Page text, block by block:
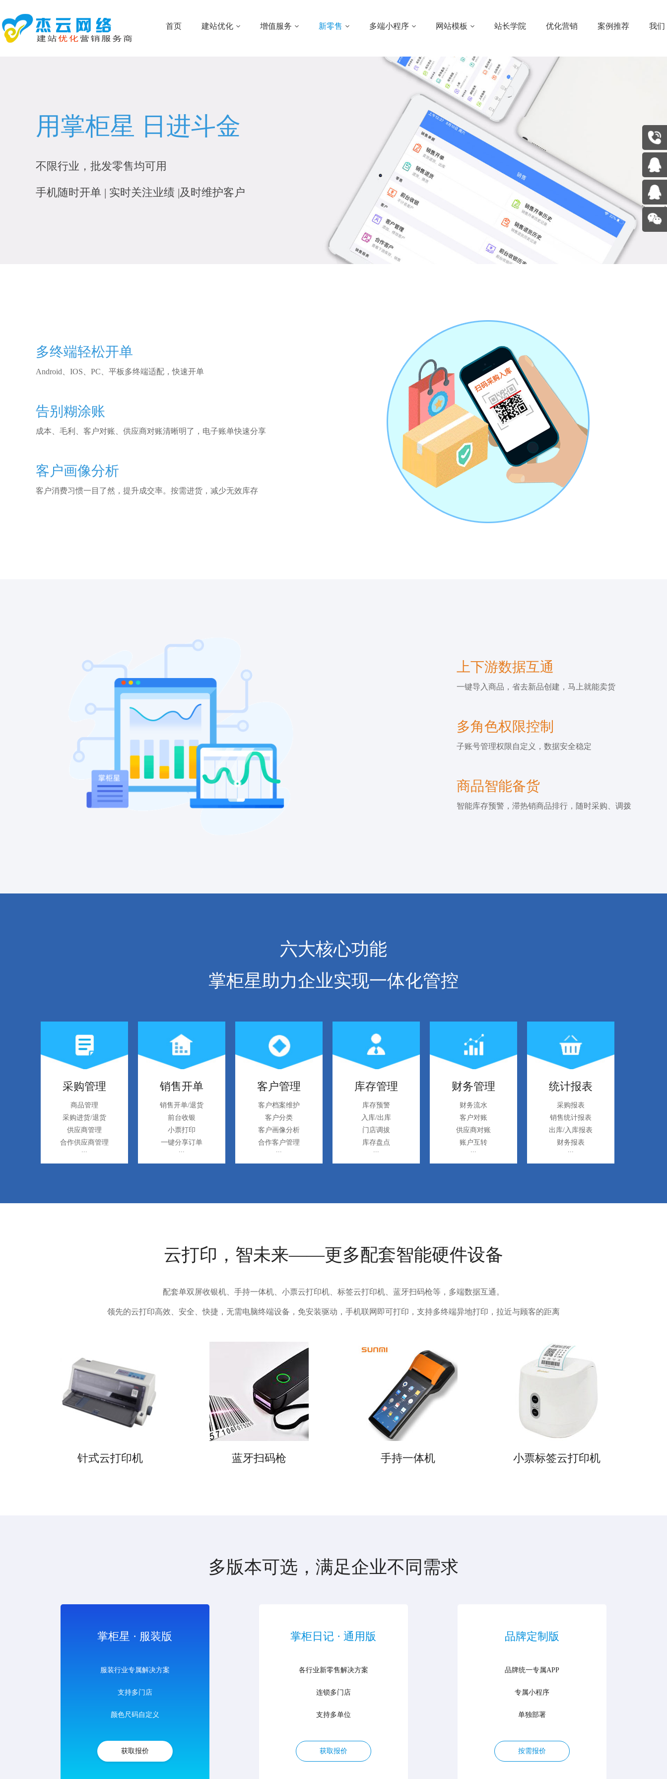
首页 建站优化 增值服务 新零售 多端小程序 网站模板 站长学院 优化营销 案例推荐 我们
用掌柜星 日进斗金
不限行业，批发零售均可用
手机随时开单 | 实时关注业绩 |及时维护客户
多终端轻松开单
Android、IOS、PC、平板多终端适配，快速开单
告别糊涂账
成本、毛利、客户对账、供应商对账清晰明了，电子账单快速分享
客户画像分析
客户消费习惯一目了然，提升成交率。按需进货，减少无效库存
上下游数据互通
一键导入商品，省去新品创建，马上就能卖货
多角色权限控制
子账号管理权限自定义，数据安全稳定
商品智能备货
智能库存预警，滞热销商品排行，随时采购、调拨
六大核心功能
掌柜星助力企业实现一体化管控
采购管理
商品管理
采购进货/退货
供应商管理
合作供应商管理
销售开单
销售开单/退货
前台收银
小票打印
一键分享订单
客户管理
客户档案维护
客户分类
客户画像分析
合作客户管理
库存管理
库存预警
入库/出库
门店调拔
库存盘点
财务管理
财务流水
客户对账
供应商对账
账户互转
统计报表
采购报表
销售统计报表
出库/入库报表
财务报表
云打印，智未来——更多配套智能硬件设备
配套单双屏收银机、手持一体机、小票云打印机、标签云打印机、蓝牙扫码枪等，多端数据互通。
领先的云打印高效、安全、快捷，无需电脑终端设备，免安装驱动，手机联网即可打印，支持多终端异地打印，拉近与顾客的距离
针式云打印机 蓝牙扫码枪 手持一体机 小票标签云打印机
多版本可选，满足企业不同需求
掌柜星 · 服装版
服装行业专属解决方案
支持多门店
颜色尺码自定义
获取报价
掌柜日记 · 通用版
各行业新零售解决方案
连锁多门店
支持多单位
获取报价
品牌定制版
品牌统一专属APP
专属小程序
单独部署
按需报价